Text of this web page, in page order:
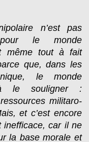
n’est pas
pour le monde
même tout à fait
que, dans les
le monde
le souligner :
militaro-
et c’est encore
inefficace, car il ne
la base morale et